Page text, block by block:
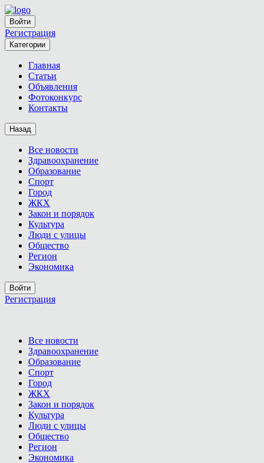
Войти
Регистрация
Категории
Главная
Статьи
Объявления
Фотоконкурс
Контакты
Назад
Все новости
Здравоохранение
Образование
Спорт
Город
ЖКХ
Закон и порядок
Культура
Люди с улицы
Общество
Регион
Экономика
Войти
Регистрация
Все новости
Здравоохранение
Образование
Спорт
Город
ЖКХ
Закон и порядок
Культура
Люди с улицы
Общество
Регион
Экономика